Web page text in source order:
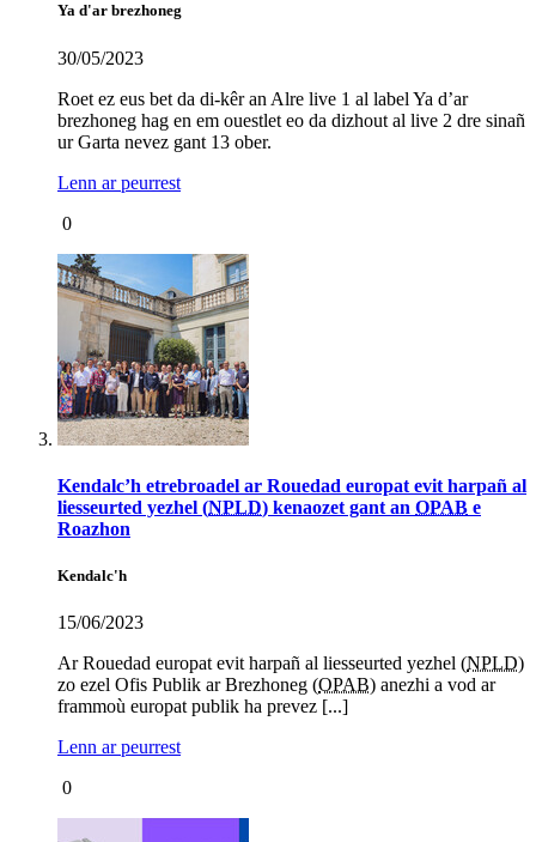
Ya d'ar brezhoneg
30/05/2023
Roet ez eus bet da di-kêr an Alre live 1 al label Ya d’ar
brezhoneg hag en em ouestlet eo da dizhout al live 2 dre sinañ
ur Garta nevez gant 13 ober.
Lenn ar peurrest
0
Kendalc’h etrebroadel ar Rouedad europat evit harpañ al
liesseurted yezhel (NPLD) kenaozet gant an OPAB e
Roazhon
Kendalc'h
15/06/2023
Ar Rouedad europat evit harpañ al liesseurted yezhel (NPLD)
zo ezel Ofis Publik ar Brezhoneg (OPAB) anezhi a vod ar
frammoù europat publik ha prevez [...]
Lenn ar peurrest
0